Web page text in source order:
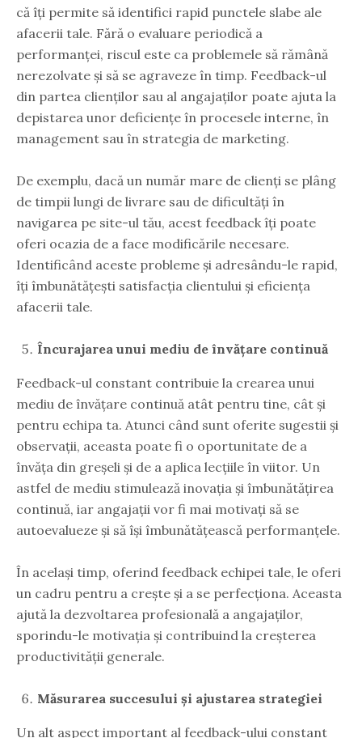
că îți permite să identifici rapid punctele slabe ale
afacerii tale. Fără o evaluare periodică a
performanței, riscul este ca problemele să rămână
nerezolvate și să se agraveze în timp. Feedback-ul
din partea clienților sau al angajaților poate ajuta la
depistarea unor deficiențe în procesele interne, în
management sau în strategia de marketing.
De exemplu, dacă un număr mare de clienți se plâng
de timpii lungi de livrare sau de dificultăți în
navigarea pe site-ul tău, acest feedback îți poate
oferi ocazia de a face modificările necesare.
Identificând aceste probleme și adresându-le rapid,
îți îmbunătățești satisfacția clientului și eficiența
afacerii tale.
Încurajarea unui mediu de învățare continuă
Feedback-ul constant contribuie la crearea unui
mediu de învățare continuă atât pentru tine, cât și
pentru echipa ta. Atunci când sunt oferite sugestii și
observații, aceasta poate fi o oportunitate de a
învăța din greșeli și de a aplica lecțiile în viitor. Un
astfel de mediu stimulează inovația și îmbunătățirea
continuă, iar angajații vor fi mai motivați să se
autoevalueze și să își îmbunătățească performanțele.
În același timp, oferind feedback echipei tale, le oferi
un cadru pentru a crește și a se perfecționa. Aceasta
ajută la dezvoltarea profesională a angajaților,
sporindu-le motivația și contribuind la creșterea
productivității generale.
Măsurarea succesului și ajustarea strategiei
Un alt aspect important al feedback-ului constant